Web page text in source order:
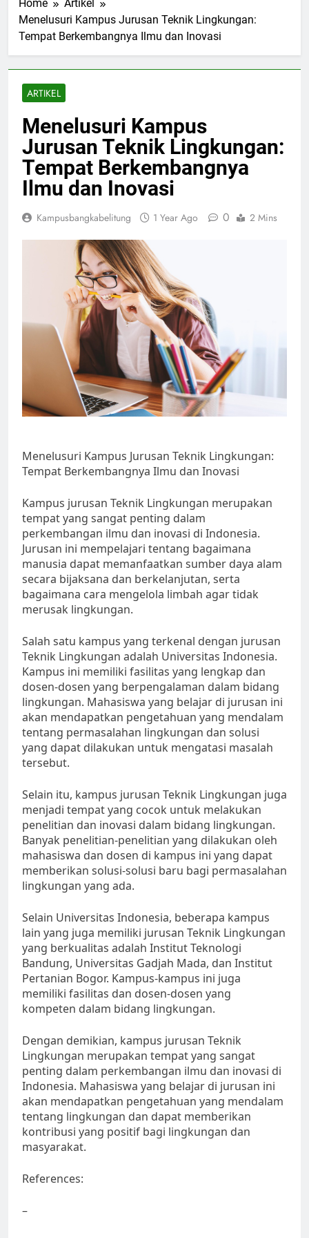
Home
Artikel
Menelusuri Kampus Jurusan Teknik Lingkungan:
Tempat Berkembangnya Ilmu dan Inovasi
ARTIKEL
Menelusuri Kampus
Jurusan Teknik Lingkungan:
Tempat Berkembangnya
Ilmu dan Inovasi
Kampusbangkabelitung 1 Year Ago 0 2 Mins
Menelusuri Kampus Jurusan Teknik Lingkungan:
Tempat Berkembangnya Ilmu dan Inovasi
Kampus jurusan Teknik Lingkungan merupakan
tempat yang sangat penting dalam
perkembangan ilmu dan inovasi di Indonesia.
Jurusan ini mempelajari tentang bagaimana
manusia dapat memanfaatkan sumber daya alam
secara bijaksana dan berkelanjutan, serta
bagaimana cara mengelola limbah agar tidak
merusak lingkungan.
Salah satu kampus yang terkenal dengan jurusan
Teknik Lingkungan adalah Universitas Indonesia.
Kampus ini memiliki fasilitas yang lengkap dan
dosen-dosen yang berpengalaman dalam bidang
lingkungan. Mahasiswa yang belajar di jurusan ini
akan mendapatkan pengetahuan yang mendalam
tentang permasalahan lingkungan dan solusi
yang dapat dilakukan untuk mengatasi masalah
tersebut.
Selain itu, kampus jurusan Teknik Lingkungan juga
menjadi tempat yang cocok untuk melakukan
penelitian dan inovasi dalam bidang lingkungan.
Banyak penelitian-penelitian yang dilakukan oleh
mahasiswa dan dosen di kampus ini yang dapat
memberikan solusi-solusi baru bagi permasalahan
lingkungan yang ada.
Selain Universitas Indonesia, beberapa kampus
lain yang juga memiliki jurusan Teknik Lingkungan
yang berkualitas adalah Institut Teknologi
Bandung, Universitas Gadjah Mada, dan Institut
Pertanian Bogor. Kampus-kampus ini juga
memiliki fasilitas dan dosen-dosen yang
kompeten dalam bidang lingkungan.
Dengan demikian, kampus jurusan Teknik
Lingkungan merupakan tempat yang sangat
penting dalam perkembangan ilmu dan inovasi di
Indonesia. Mahasiswa yang belajar di jurusan ini
akan mendapatkan pengetahuan yang mendalam
tentang lingkungan dan dapat memberikan
kontribusi yang positif bagi lingkungan dan
masyarakat.
References:
–